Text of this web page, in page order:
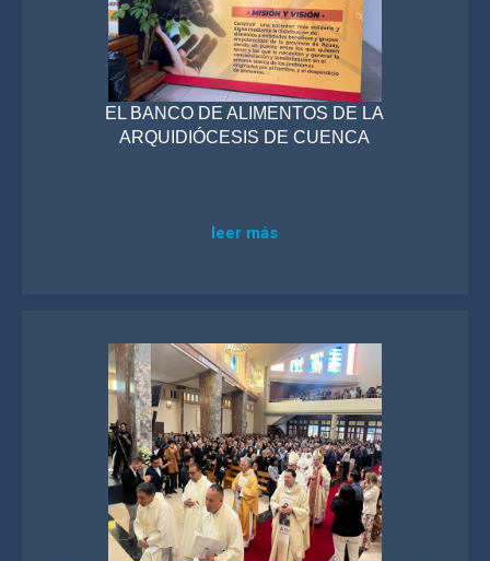
EL BANCO DE ALIMENTOS DE LA
ARQUIDIÓCESIS DE CUENCA
leer más